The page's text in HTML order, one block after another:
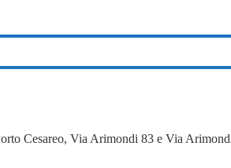
Cesareo, Via Arimondi 83 e Via